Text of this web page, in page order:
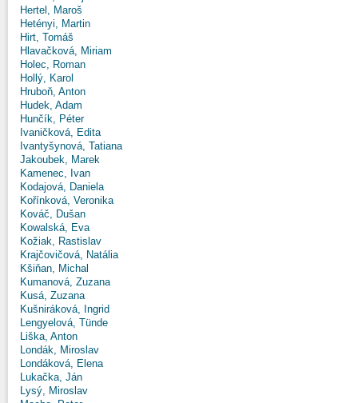
Hertel, Maroš
Hetényi, Martin
Hirt, Tomáš
Hlavačková, Miriam
Holec, Roman
Hollý, Karol
Hruboň, Anton
Hudek, Adam
Hunčík, Péter
Ivaničková, Edita
Ivantyšynová, Tatiana
Jakoubek, Marek
Kamenec, Ivan
Kodajová, Daniela
Kořínková, Veronika
Kováč, Dušan
Kowalská, Eva
Kožiak, Rastislav
Krajčovičová, Natália
Kšiňan, Michal
Kumanová, Zuzana
Kusá, Zuzana
Kušniráková, Ingrid
Lengyelová, Tünde
Liška, Anton
Londák, Miroslav
Londáková, Elena
Lukačka, Ján
Lysý, Miroslav